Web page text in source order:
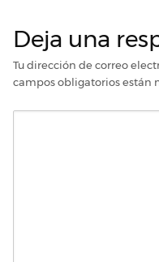
Deja una
Tu dirección de correo
campos obligatorios están